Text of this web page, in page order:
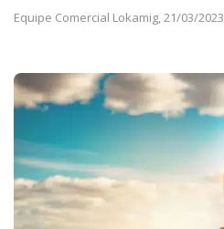
Equipe Comercial Lokamig,21/03/2023